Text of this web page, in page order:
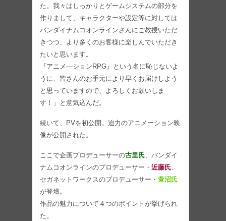
た。我々はしっかりとゲームシステムの部分を
作りまして、キャラクターや設定等に対しては
バンダイナムコオンラインさんにご教授いただ
きつつ、より多くのお客様に楽しんでいただき
たいと思います。
『アニメ―ションRPG』という名に恥じないよ
うに、皆さんのお手元により早くお届けしよう
と思っていますので、よろしくお願いしま
す！」と意気込んだ。
続いて、PVを初公開。迫力のアニメーション映
像が公開された。
ここで企画プロデューサーの古里氏、バンダイ
ナムコオンラインのプロデューサー・ 近藤氏、
セガネットワークスのプロデューサー・ 萱沼氏
が登壇。
作品の魅力について４つのポイントが挙げられ
た。